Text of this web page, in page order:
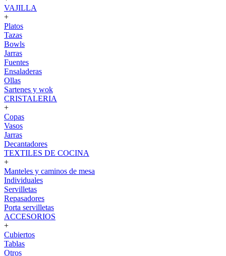
VAJILLA
+
Platos
Tazas
Bowls
Jarras
Fuentes
Ensaladeras
Ollas
Sartenes y wok
CRISTALERIA
+
Copas
Vasos
Jarras
Decantadores
TEXTILES DE COCINA
+
Manteles y caminos de mesa
Individuales
Servilletas
Repasadores
Porta servilletas
ACCESORIOS
+
Cubiertos
Tablas
Otros